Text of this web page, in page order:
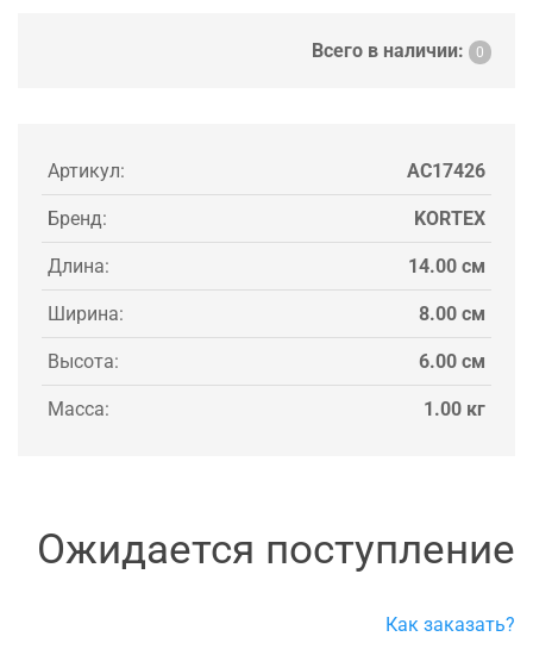
Всего в наличии: 0
Артикул: AC17426
Бренд: KORTEX
Длина: 14.00 см
Ширина: 8.00 см
Высота: 6.00 см
Масса: 1.00 кг
Ожидается поступление
Как заказать?